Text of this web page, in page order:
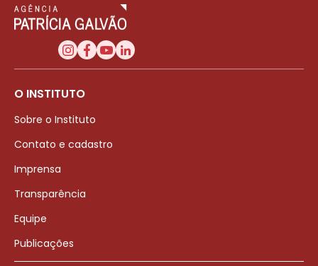
O INSTITUTO
Sobre o Instituto
Contato e cadastro
Imprensa
Transparência
Equipe
Publicações